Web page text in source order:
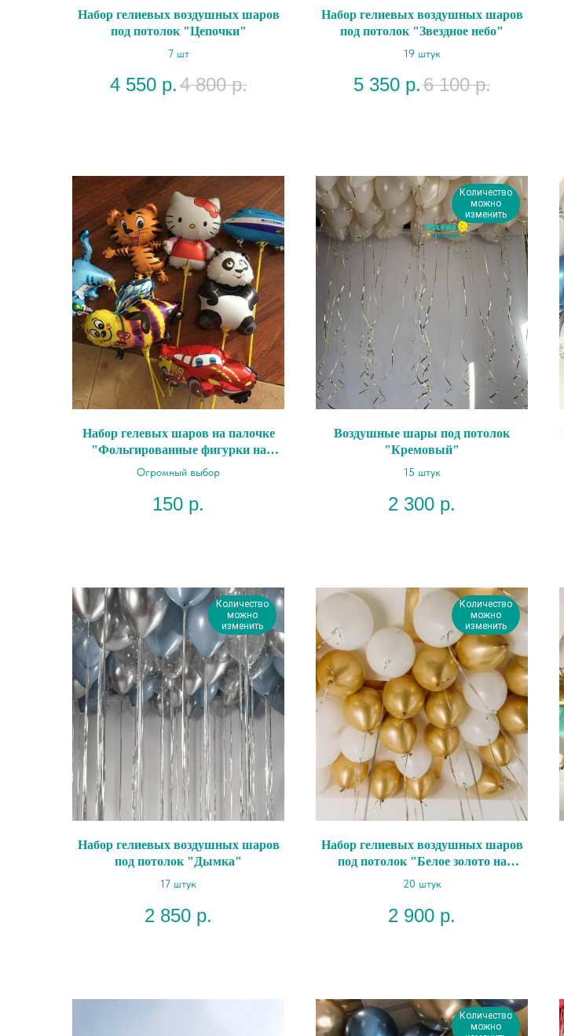
Набор гелиевых воздушных шаров
под потолок "Цепочки"
7 шт
4 550 р.4 800 р.
Набор гелиевых воздушных шаров
под потолок "Звездное небо"
19 штук
5 350 р.6 100 р.
Набор гелевых шаров на палочке
"Фольгированные фигурки на
палочке"
Огромный выбор
150 р.
Количество
можно
изменить
Воздушные шары под потолок
"Кремовый"
15 штук
2 300 р.
Количество
можно
изменить
Набор гелиевых воздушных шаров
под потолок "Дымка"
17 штук
2 850 р.
Количество
можно
изменить
Набор гелиевых воздушных шаров
под потолок "Белое золото на
серебряных лентах"
20 штук
2 900 р.
Количество
можно